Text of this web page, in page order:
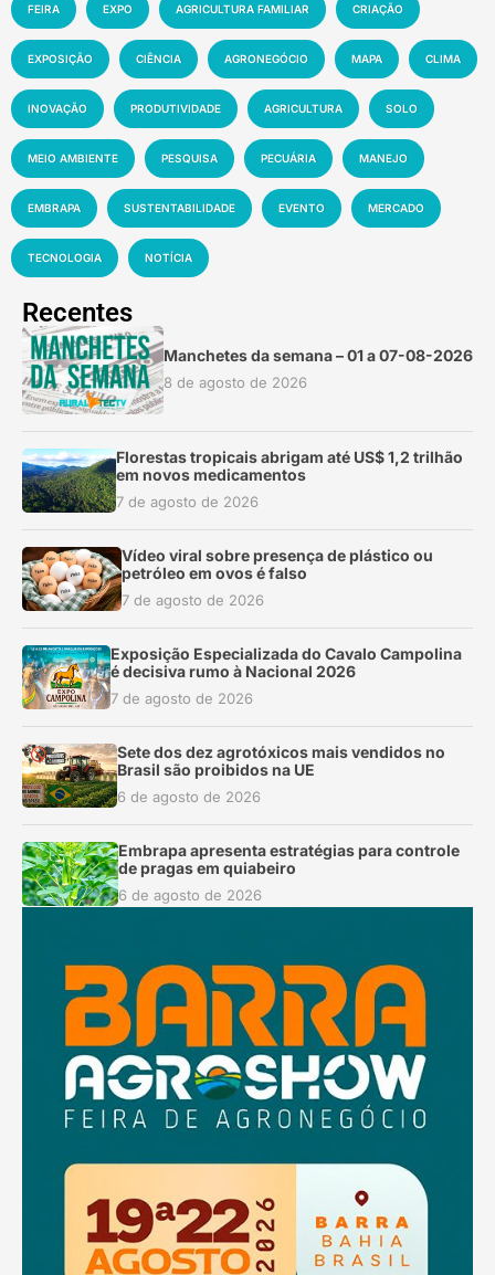
FEIRA EXPO AGRICULTURA FAMILIAR CRIAÇÃO
EXPOSIÇÃO CIÊNCIA AGRONEGÓCIO MAPA CLIMA
INOVAÇÃO PRODUTIVIDADE AGRICULTURA SOLO
MEIO AMBIENTE PESQUISA PECUÁRIA MANEJO
EMBRAPA SUSTENTABILIDADE EVENTO MERCADO
TECNOLOGIA NOTÍCIA
Recentes
Manchetes da semana – 01 a 07-08-2026
8 de agosto de 2026
Florestas tropicais abrigam até US$ 1,2 trilhão
em novos medicamentos
7 de agosto de 2026
Vídeo viral sobre presença de plástico ou
petróleo em ovos é falso
7 de agosto de 2026
Exposição Especializada do Cavalo Campolina
é decisiva rumo à Nacional 2026
7 de agosto de 2026
Sete dos dez agrotóxicos mais vendidos no
Brasil são proibidos na UE
6 de agosto de 2026
Embrapa apresenta estratégias para controle
de pragas em quiabeiro
6 de agosto de 2026